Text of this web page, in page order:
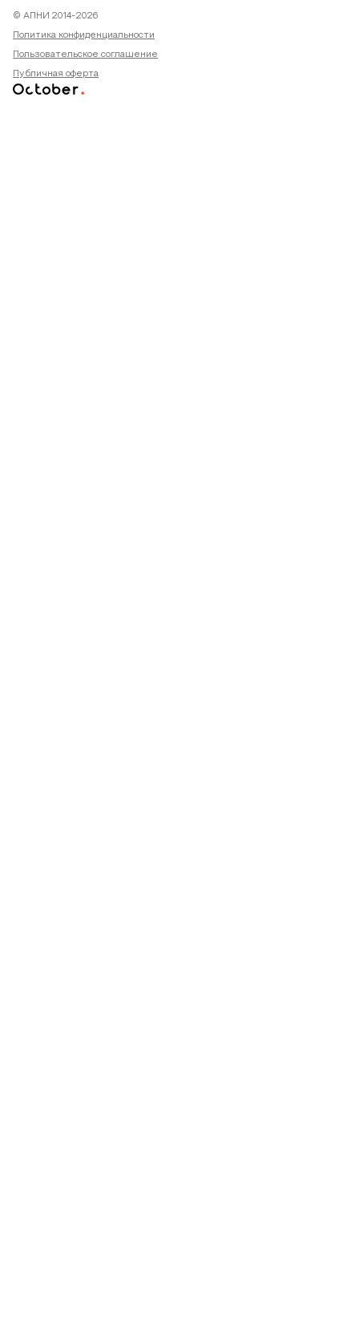
© АПНИ 2014-2026
Политика конфиденциальности
Пользовательское соглашение
Публичная оферта